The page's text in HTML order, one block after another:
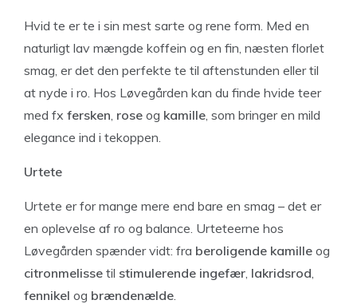
Hvid te er te i sin mest sarte og rene form. Med en
naturligt lav mængde koffein og en fin, næsten florlet
smag, er det den perfekte te til aftenstunden eller til
at nyde i ro. Hos Løvegården kan du finde hvide teer
med fx fersken rose og kamille , som bringer en mild
elegance ind i tekoppen.
Urtete
Urtete er for mange mere end bare en smag – det er
en oplevelse af ro og balance. Urteteerne hos
Løvegården spænder vidt: fra beroligende kamille og
citronmelisse til stimulerende ingefær lakridsrod
fennikel og brændenælde